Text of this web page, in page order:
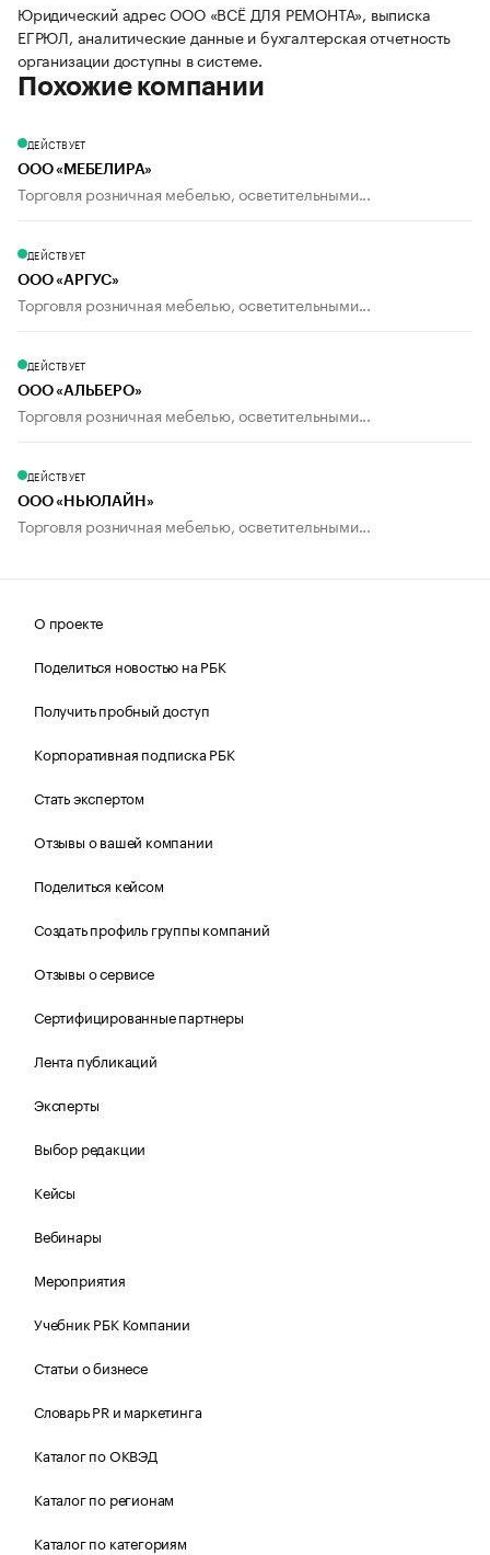
Юридический адрес ООО «ВСЁ ДЛЯ РЕМОНТА», выписка
ЕГРЮЛ, аналитические данные и бухгалтерская отчетность
организации доступны в системе.
Похожие компании
ДЕЙСТВУЕТ
ООО «МЕБЕЛИРА»
Торговля розничная мебелью, осветительными...
ДЕЙСТВУЕТ
ООО «АРГУС»
Торговля розничная мебелью, осветительными...
ДЕЙСТВУЕТ
ООО «АЛЬБЕРО»
Торговля розничная мебелью, осветительными...
ДЕЙСТВУЕТ
ООО «НЬЮЛАЙН»
Торговля розничная мебелью, осветительными...
О проекте
Поделиться новостью на РБК
Получить пробный доступ
Корпоративная подписка РБК
Стать экспертом
Отзывы о вашей компании
Поделиться кейсом
Создать профиль группы компаний
Отзывы о сервисе
Сертифицированные партнеры
Лента публикаций
Эксперты
Выбор редакции
Кейсы
Вебинары
Мероприятия
Учебник РБК Компании
Статьи о бизнесе
Словарь PR и маркетинга
Каталог по ОКВЭД
Каталог по регионам
Каталог по категориям